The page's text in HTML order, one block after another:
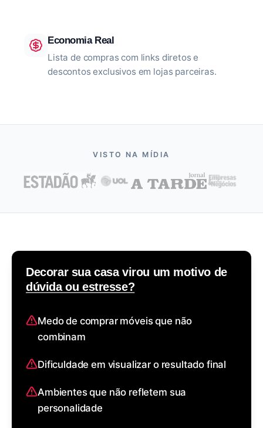
Economia Real
Lista de compras com links diretos e
descontos exclusivos em lojas parceiras.
VISTO NA MÍDIA
Decorar sua casa virou um motivo de
dúvida ou estresse?
Medo de comprar móveis que não
combinam
Dificuldade em visualizar o resultado final
Ambientes que não refletem sua
personalidade